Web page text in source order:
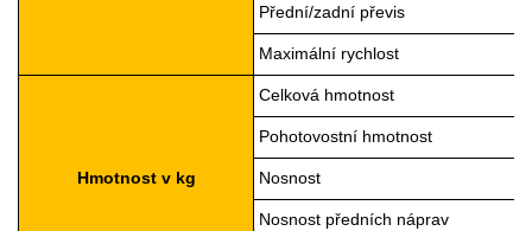
Přední/zadní převis
Maximální rychlost
Hmotnost v kg
Celková hmotnost
Pohotovostní hmotnost
Nosnost
Nosnost předních náprav